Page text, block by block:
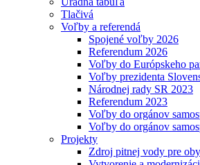
Tlačivá
Voľby a referendá
Spojené voľby 2026
Referendum 2026
Voľby do Európskeho
Voľby prezidenta
Národnej rady SR 2023
Referendum 2023
Voľby do orgánov
Voľby do orgánov
Projekty
Zdroj pitnej vody pre